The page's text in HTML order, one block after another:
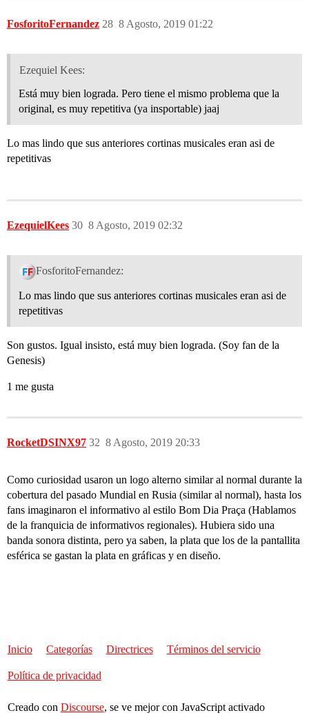
FosforitoFernandez 8 Agosto, 2019 01:22
28
Ezequiel Kees:
Está muy bien lograda. Pero tiene el mismo problema que la
original, es muy repetitiva (ya insportable) jaaj
Lo mas lindo que sus anteriores cortinas musicales eran asi de
repetitivas
EzequielKees 8 Agosto, 2019 02:32
30
FosforitoFernandez:
Lo mas lindo que sus anteriores cortinas musicales eran asi de
repetitivas
Son gustos. Igual insisto, está muy bien lograda. (Soy fan de la
Genesis)
1 me gusta
RocketDSINX97 8 Agosto, 2019 20:33
32
Como curiosidad usaron un logo alterno similar al normal durante la
cobertura del pasado Mundial en Rusia (similar al normal), hasta los
fans imaginaron el informativo al estilo Bom Dia Praça (Hablamos
de la franquicia de informativos regionales). Hubiera sido una
banda sonora distinta, pero ya saben, la plata que los de la pantallita
esférica se gastan la plata en gráficas y en diseño.
Inicio Categorías Directrices Términos del servicio
Política de privacidad
Creado con Discourse, se ve mejor con JavaScript activado